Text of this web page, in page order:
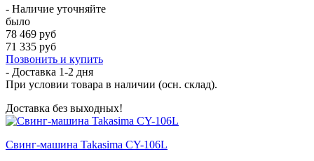
- Наличие уточняйте
было
78 469 руб
71 335 руб
Позвонить и купить
- Доставка 1-2 дня
При условии товара в наличии (осн. склад).
Доставка без выходных!
Свинг-машина Takasima CY-106L